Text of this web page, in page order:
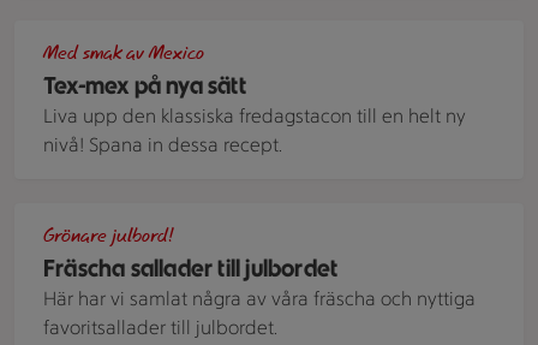
Tex-mex på nya sätt
Med smak av Mexico
Liva upp den klassiska fredagstacon till en helt ny
nivå! Spana in dessa recept.
Fräscha sallader till julbordet
Grönare julbord!
Här har vi samlat några av våra fräscha och nyttiga
favoritsallader till julbordet.